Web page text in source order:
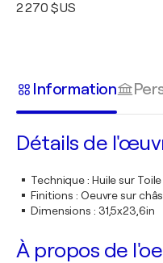
2 270 $US
Information
Détails de
Technique: Huile sur Toile
Finitions : Oeuvre sur
Dimensions : 31,5x23,6in
À propos de